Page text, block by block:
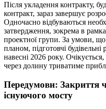
Після укладення контракту,
контракт, зараз завершує
Одночасно відбуваються
затвердження, зокрема в
проектної групи. За умови, що
планом, підготовчі
навесні 2026 року.
через долину триватиме
Передумови: Закриття
існуючого мосту